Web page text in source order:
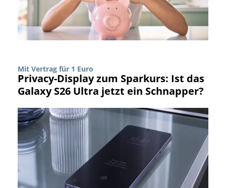
Mit Vertrag für 1 Euro
Privacy-Display zum Sparkurs: Ist das
Galaxy S26 Ultra jetzt ein Schnapper?